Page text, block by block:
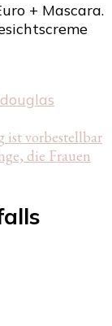
+ Mascara.
douglas
ist vorbestellbar
die Frauen